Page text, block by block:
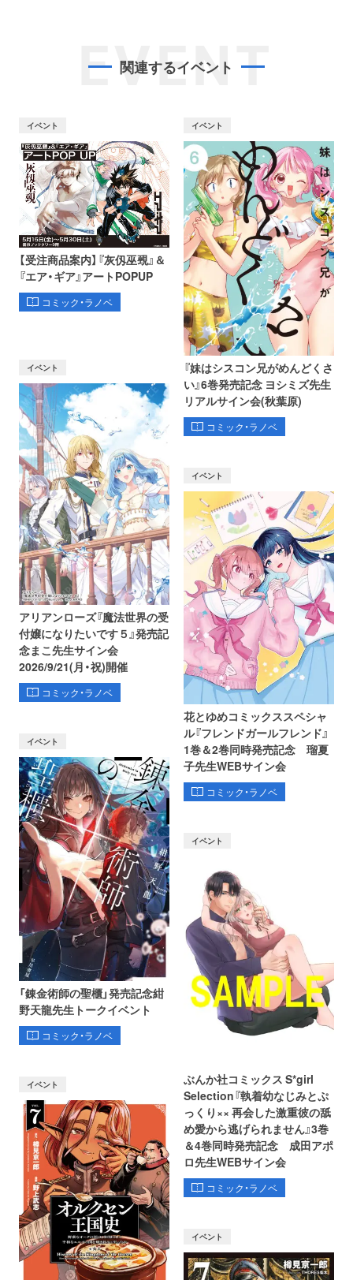
EVENT
関連するイベント
イベント
【受注商品案内】『灰仭巫覡』＆
『エア・ギア』アートPOPUP
コミック・ラノベ
イベント
『妹はシスコン兄がめんどくさ
い』6巻発売記念 ヨシミズ先生
リアルサイン会(秋葉原)
コミック・ラノベ
イベント
アリアンローズ『魔法世界の受
付嬢になりたいです５』発売記
念まこ先生サイン会
2026/9/21(月・祝)開催
コミック・ラノベ
イベント
花とゆめコミックススペシャ
ル『フレンドガールフレンド』
1巻＆2巻同時発売記念 瑠夏
子先生WEBサイン会
コミック・ラノベ
イベント
「錬金術師の聖櫃」発売記念紺
野天龍先生トークイベント
コミック・ラノベ
イベント
ぶんか社コミックス S*girl
Selection『執着幼なじみとぷ
っくり×× 再会した激重彼の舐
め愛から逃げられません』3巻
＆4巻同時発売記念 成田アポ
ロ先生WEBサイン会
コミック・ラノベ
イベント
イベント